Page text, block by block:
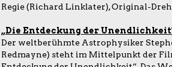
Regie (Richard Linklater), Original-
„Die Entdeckung der
Der weltberühmte Astrophysiker
Redmayne) steht im Mittelpunkt der